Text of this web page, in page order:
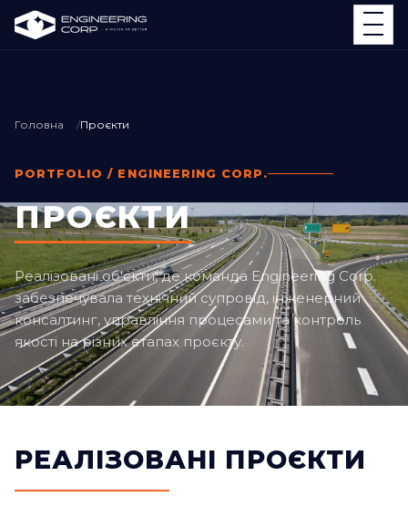
Головна Проєкти
PORTFOLIO / ENGINEERING CORP.
ПРОЄКТИ
Реалізовані об'єкти, де команда Engineering Corp.
забезпечувала технічний супровід, інженерний
консалтинг, управління процесами та контроль
якості на різних етапах проєкту.
РЕАЛІЗОВАНІ ПРОЄКТИ